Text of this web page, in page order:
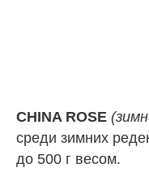
CHINA ROSE
среди зимних
до 500 г весом.